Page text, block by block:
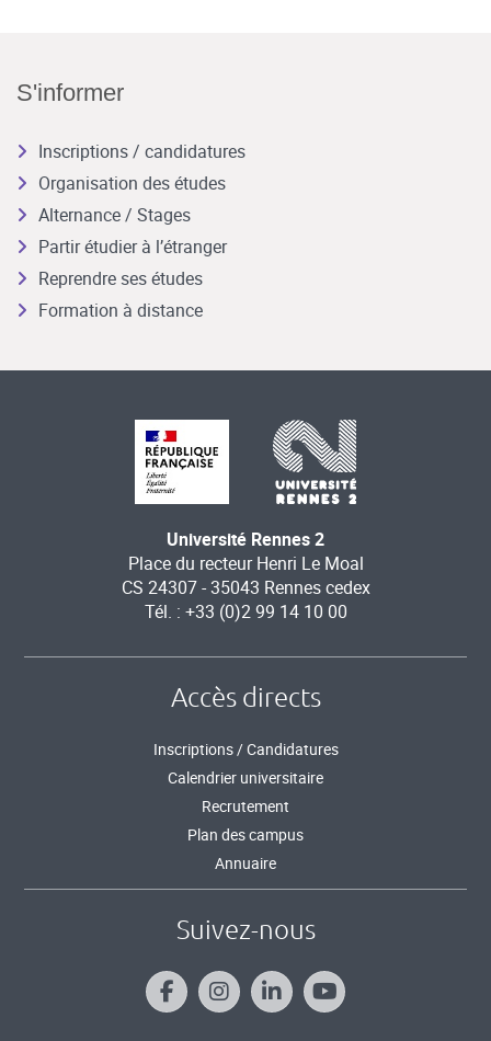
S'informer
Inscriptions / candidatures
Organisation des études
Alternance / Stages
Partir étudier à l’étranger
Reprendre ses études
Formation à distance
Université Rennes 2
Place du recteur Henri Le Moal
CS 24307 - 35043 Rennes cedex
Tél. : +33 (0)2 99 14 10 00
Accès directs
Inscriptions / Candidatures
Calendrier universitaire
Recrutement
Plan des campus
Annuaire
Suivez-nous